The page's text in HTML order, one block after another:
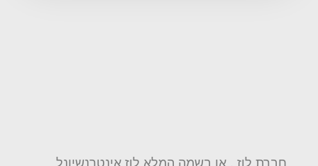
חברת לוז , או בשמה המלא לוז אינטרנשיונל